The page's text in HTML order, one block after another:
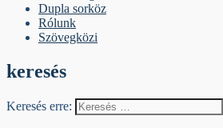
Dupla sorköz
Rólunk
Szövegközi
keresés
Keresés erre: